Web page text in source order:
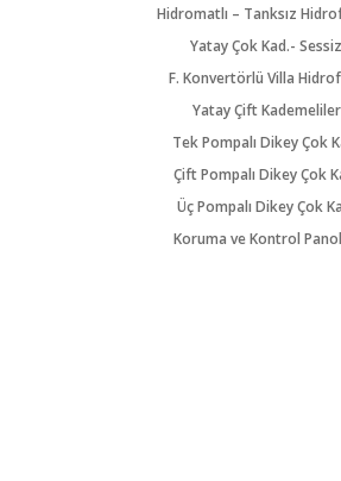
Hidromatlı – Tanksız
Yatay Çok Kad.- Sessiz
F. Konvertörlü Villa
Yatay Çift Kademeliler
Tek Pompalı Dikey Çok
Çift Pompalı Dikey Çok
Üç Pompalı Dikey Çok
Koruma ve Kontrol